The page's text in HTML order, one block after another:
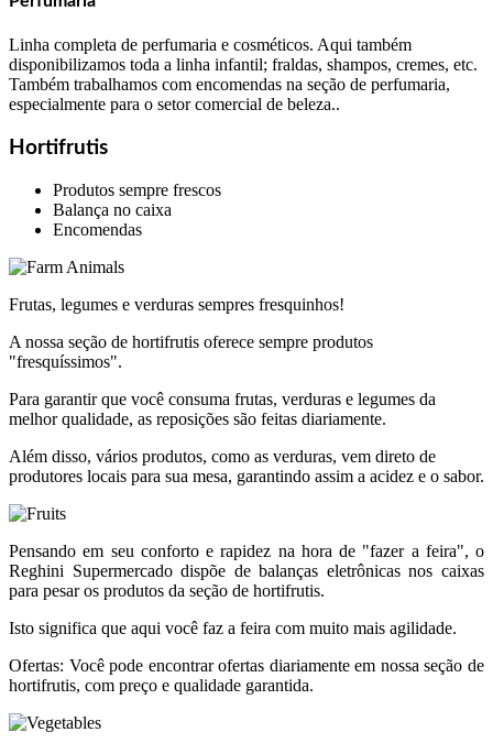
Linha completa de perfumaria e cosméticos. Aqui também
disponibilizamos toda a linha infantil; fraldas, shampos, cremes, etc.
Também trabalhamos com encomendas na seção de perfumaria,
especialmente para o setor comercial de beleza..
Hortifrutis
Produtos sempre frescos
Balança no caixa
Encomendas
Frutas, legumes e verduras sempres fresquinhos!
A nossa seção de hortifrutis oferece sempre produtos
"fresquíssimos".
Para garantir que você consuma frutas, verduras e legumes da
melhor qualidade, as reposições são feitas diariamente.
Além disso, vários produtos, como as verduras, vem direto de
produtores locais para sua mesa, garantindo assim a acidez e o sabor.
Pensando em seu conforto e rapidez na hora de "fazer a feira", o
Reghini Supermercado dispõe de balanças eletrônicas nos caixas
para pesar os produtos da seção de hortifrutis.
Isto significa que aqui você faz a feira com muito mais agilidade.
Ofertas: Você pode encontrar ofertas diariamente em nossa seção de
hortifrutis, com preço e qualidade garantida.